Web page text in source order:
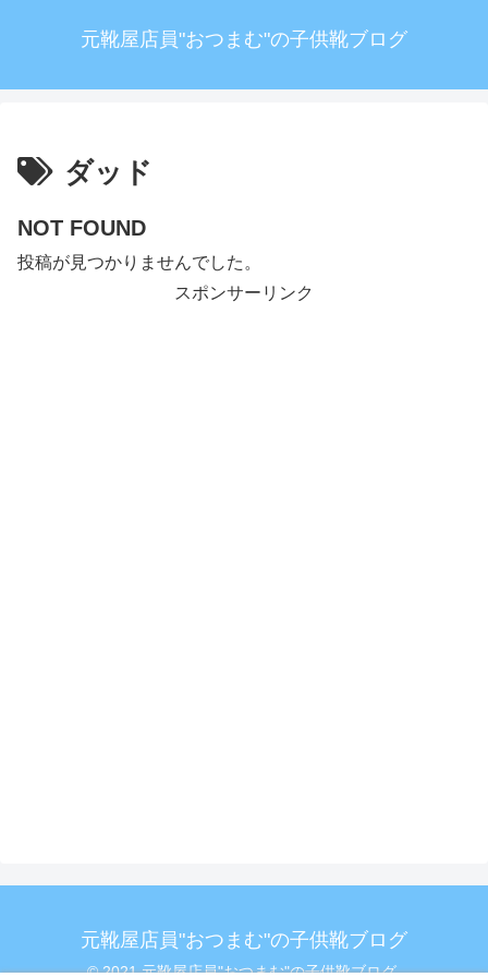
元靴屋店員"おつまむ"の子供靴ブログ
ダッド
NOT FOUND
投稿が見つかりませんでした。
スポンサーリンク
元靴屋店員"おつまむ"の子供靴ブログ
© 2021 元靴屋店員"おつまむ"の子供靴ブログ.